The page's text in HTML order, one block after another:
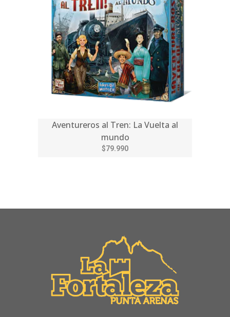
Aventureros al Tren: La Vuelta al
mundo
$79.990